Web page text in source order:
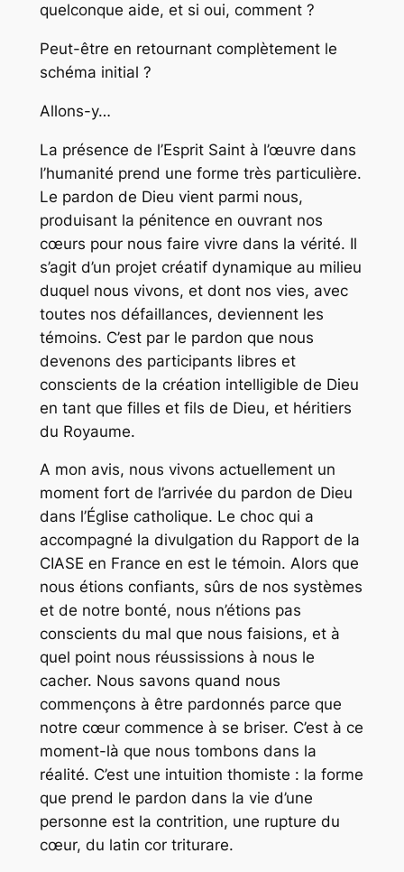
quelconque aide, et si oui, comment ?
Peut-être en retournant complètement le
schéma initial ?
Allons-y…
La présence de l’Esprit Saint à l’œuvre dans
l’humanité prend une forme très particulière.
Le pardon de Dieu vient parmi nous,
produisant la pénitence en ouvrant nos
cœurs pour nous faire vivre dans la vérité. Il
s’agit d’un projet créatif dynamique au milieu
duquel nous vivons, et dont nos vies, avec
toutes nos défaillances, deviennent les
témoins. C’est par le pardon que nous
devenons des participants libres et
conscients de la création intelligible de Dieu
en tant que filles et fils de Dieu, et héritiers
du Royaume.
A mon avis, nous vivons actuellement un
moment fort de l’arrivée du pardon de Dieu
dans l’Église catholique. Le choc qui a
accompagné la divulgation du Rapport de la
CIASE en France en est le témoin. Alors que
nous étions confiants, sûrs de nos systèmes
et de notre bonté, nous n’étions pas
conscients du mal que nous faisions, et à
quel point nous réussissions à nous le
cacher. Nous savons quand nous
commençons à être pardonnés parce que
notre cœur commence à se briser. C’est à ce
moment-là que nous tombons dans la
réalité. C’est une intuition thomiste : la forme
que prend le pardon dans la vie d’une
personne est la contrition, une rupture du
cœur, du latin cor triturare.